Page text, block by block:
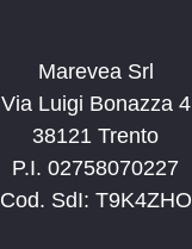
Marevea Srl
Via Luigi Bonazza 4
38121 Trento
P.I. 02758070227
Cod. SdI: T9K4ZHO